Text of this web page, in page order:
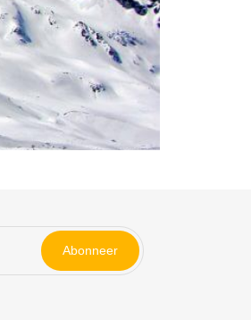
Abonneer